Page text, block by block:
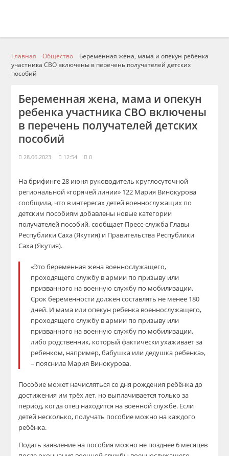
Главная Общество
Беременная жена, мама и опекун ребенка
участника СВО включены в перечень получателей детских
пособий
Беременная жена, мама и опекун
ребенка участника СВО включены
в перечень получателей детских
пособий
28.06.2023 12:54 0
На брифинге 28 июня руководитель круглосуточной
региональной «горячей линии» 122 Мария Винокурова
сообщила, что в интересах детей военнослужащих по
детским пособиям добавлены новые категории
получателей пособий, сообщает Пресс-служба Главы
Республики Саха (Якутия) и Правительства Республики
Саха (Якутия).
«Это беременная жена военнослужащего,
проходящего службу в армии по призыву или
призванного на военную службу по мобилизации.
Срок беременности должен составлять не менее 180
дней. И мама или опекун ребенка военнослужащего,
проходящего службу в армии по призыву или
призванного на военную службу по мобилизации,
либо родственник, который фактически ухаживает за
ребенком, например, бабушка или дедушка ребенка»,
– пояснила Мария Винокурова.
Пособие может начисляться со дня рождения ребёнка до
достижения им трёх лет, но выплачивается только за
период, когда отец находится на военной службе. Если
детей несколько, получать пособие можно на каждого
ребёнка.
Подать заявление на пособия можно не позднее 6 месяцев